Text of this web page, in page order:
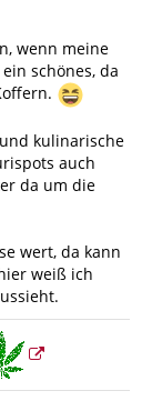
wenn meine
schönes, da
kulinarische
auch
da um die
wert, da kann
weiß ich